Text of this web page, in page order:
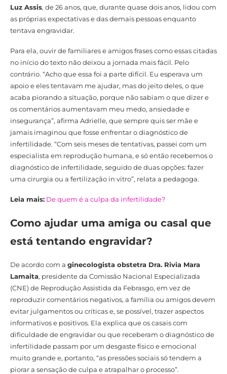
Luz Assis, de 26 anos, que, durante quase dois anos, lidou com
as próprias expectativas e das demais pessoas enquanto
tentava engravidar.
Para ela, ouvir de familiares e amigos frases como essas citadas
no início do texto não deixou a jornada mais fácil. Pelo
contrário. “Acho que essa foi a parte difícil. Eu esperava um
apoio e eles tentavam me ajudar, mas do jeito deles, o que
acaba piorando a situação, porque não sabiam o que dizer e
os comentários aumentavam meu medo, ansiedade e
insegurança”, afirma Adrielle, que sempre quis ser mãe e
jamais imaginou que fosse enfrentar o diagnóstico de
infertilidade. “Com seis meses de tentativas, passei com um
especialista em reprodução humana, e só então recebemos o
diagnóstico de infertilidade, seguido de duas opções: fazer
uma cirurgia ou a fertilização in vitro”, relata a pedagoga.
Leia mais: De quem é a culpa da infertilidade?
Como ajudar uma amiga ou casal que
está tentando engravidar?
De acordo com a ginecologista obstetra Dra. Rivia Mara
Lamaita, presidente da Comissão Nacional Especializada
(CNE) de Reprodução Assistida da Febrasgo, em vez de
reproduzir comentários negativos, a família ou amigos devem
evitar julgamentos ou críticas e, se possível, trazer aspectos
informativos e positivos. Ela explica que os casais com
dificuldade de engravidar ou que receberam o diagnóstico de
infertilidade passam por um desgaste físico e emocional
muito grande e, portanto, “as pressões sociais só tendem a
piorar a sensação de culpa e atrapalhar o processo”.